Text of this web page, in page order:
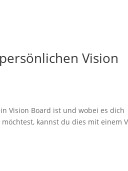
Vision
Vision Board ist und wobei es dich
kannst du dies mit einem